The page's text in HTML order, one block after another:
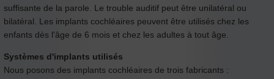
suffisante de la parole. Le trouble auditif peut être unilatéral ou
bilatéral. Les implants cochléaires peuvent être utilisés chez les
enfants dès l'âge de 6 mois et chez les adultes à tout âge.
Systèmes d'implants utilisés
Nous posons des implants cochléaires de trois fabricants :